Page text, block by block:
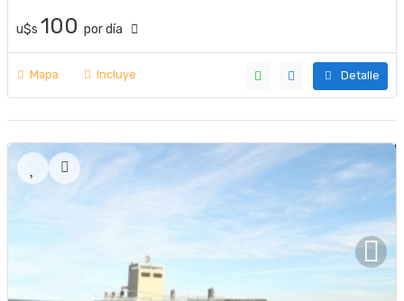
u$s 100 por día
Mapa Incluye Detalle